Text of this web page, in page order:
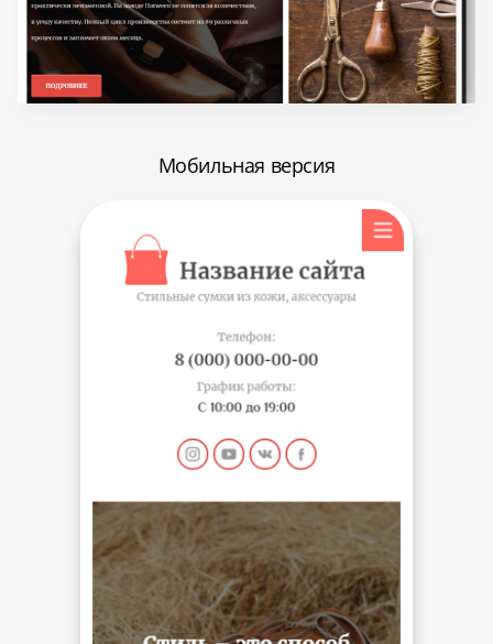
Мобильная версия